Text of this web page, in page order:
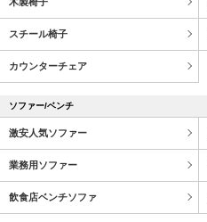
スチール椅子
カウンターチェア
ソファー/ベンチ
激安人気ソファー
業務用ソファー
飲食店ベンチソファ